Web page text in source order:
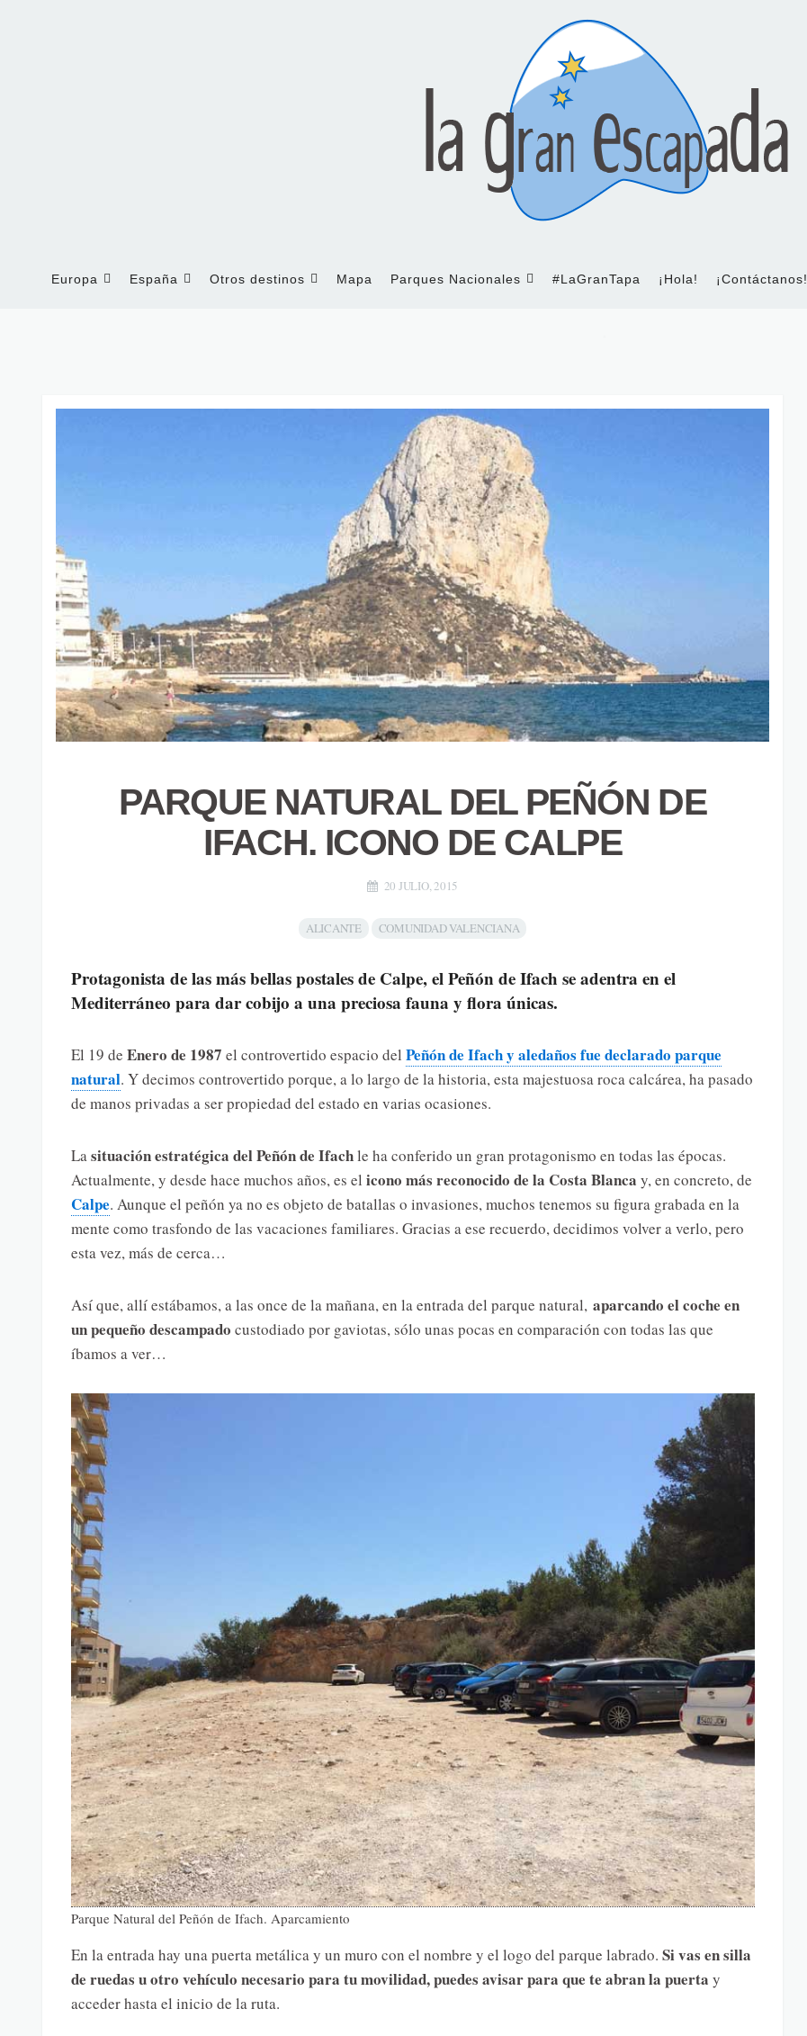
Europa España Otros destinos Mapa Parques Nacionales #LaGranTapa ¡Hola! ¡Contáctanos!
PARQUE NATURAL DEL PEÑÓN DE
IFACH. ICONO DE CALPE
20 JULIO, 2015
ALICANTE COMUNIDAD VALENCIANA
Protagonista de las más bellas postales de Calpe, el Peñón de Ifach se adentra en el
Mediterráneo para dar cobijo a una preciosa fauna y flora únicas.
El 19 de Enero de 1987 el controvertido espacio del Peñón de Ifach y aledaños fue declarado parque
natural. Y decimos controvertido porque, a lo largo de la historia, esta majestuosa roca calcárea, ha pasado
de manos privadas a ser propiedad del estado en varias ocasiones.
Lasituación estratégica del Peñón de Ifachle ha conferido un gran protagonismo en todas las épocas.
Actualmente, y desde hace muchos años, es el icono más reconocido de la Costa Blanca y, en concreto, de
Calpe. Aunque el peñón ya no es objeto de batallas o invasiones, muchos tenemos su figura grabada en la
mente como trasfondo de las vacaciones familiares. Gracias a ese recuerdo, decidimos volver a verlo, pero
esta vez, más de cerca…
Así que, allí estábamos, a las once de la mañana, en la entrada del parque natural, aparcando el coche en
un pequeño descampado custodiado por gaviotas, sólo unas pocas en comparación con todas las que
íbamos a ver…
Parque Natural del Peñón de Ifach. Aparcamiento
En la entrada hay una puerta metálica y un muro con el nombre y el logo del parque labrado. Si vas en silla
de ruedas u otro vehículo necesario para tu movilidad, puedes avisar para que te abran la puerta y
acceder hasta el inicio de la ruta.